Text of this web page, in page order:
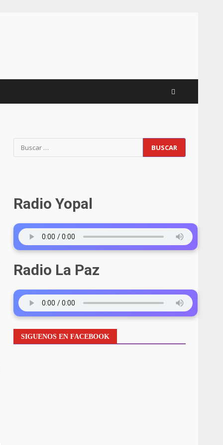
Radio Yopal
Radio La Paz
SIGUENOS EN FACEBOOK